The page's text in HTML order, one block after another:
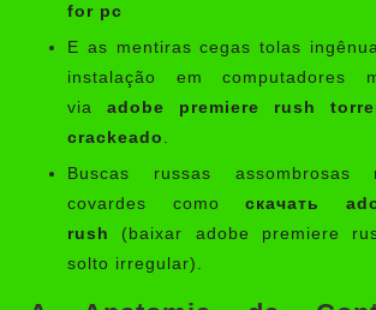
for pc
E as mentiras cegas tolas
instalação em computadores
via adobe premiere rush
crackeado .
Buscas russas assombrosas
covardes como скачать
rush
(baixar adobe premiere
solto irregular).